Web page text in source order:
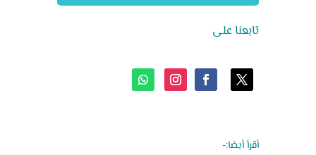
تابعنا على
أقرأ أيضا:-